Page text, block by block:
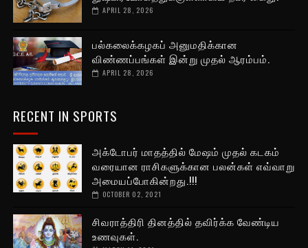
APRIL 28, 2026
பல்கலைக்கழகப் அனுமதிக்கான
விண்ணப்பங்கள் இன்று முதல் ஆரம்பம்.
APRIL 28, 2026
RECENT IN SPORTS
அக்டோபர் மாதத்தில் மேஷம் முதல் கடகம்
வரையான ராசிகளுக்கான பலன்கள் எவ்வாறு
அமையப்போகின்றது.!!!
OCTOBER 02, 2021
சிவராத்திரி தினத்தில் தவிர்க்க வேண்டிய
உணவுகள்.